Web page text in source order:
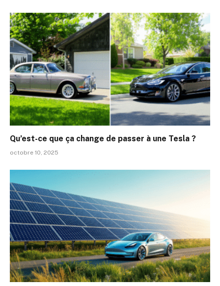
Qu’est-ce que ça change de passer à une Tesla ?
octobre 10, 2025